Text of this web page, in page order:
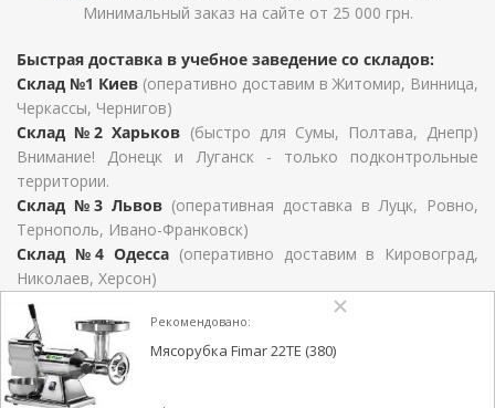
Минимальный заказ на сайте от 25 000 грн.
Быстрая доставка в учебное заведение со складов:
Склад №1 Киев (оперативно доставим в Житомир, Винница,
Черкассы, Чернигов)
Склад №2 Харьков (быстро для Сумы, Полтава, Днепр)
Внимание! Донецк и Луганск - только подконтрольные
территории.
Склад №3 Львов (оперативная доставка в Луцк, Ровно,
Тернополь, Ивано-Франковск)
Склад №4 Одесса (оперативно доставим в Кировоград,
Николаев, Херсон)
Для Закарпатской области, Хмельницкий, Черновцы и
Запорожье сроки определяются условиями договора
поставки.
Рекомендовано:
Мясорубка Fimar 22TE (380)